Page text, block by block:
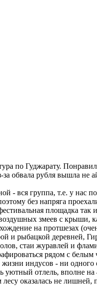
по Гуджарату.
обвала рубля вышла не
- вся группа, т.е. у нас
без напряга
площадка
змеев с крыши,
на протшезах
и рыбацкой деревней,
стаи журавлей и
рядом с
индусов - ни одного
отлель, вполне на
оказалась не